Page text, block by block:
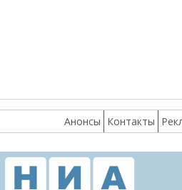
Анонсы Контакты